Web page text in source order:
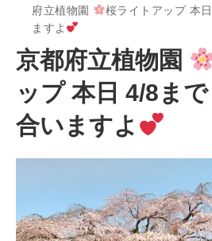
府立植物園
桜ライトアップ 本
ますよ
京都府立植物園
ップ 本日 4/8ま
合いますよ